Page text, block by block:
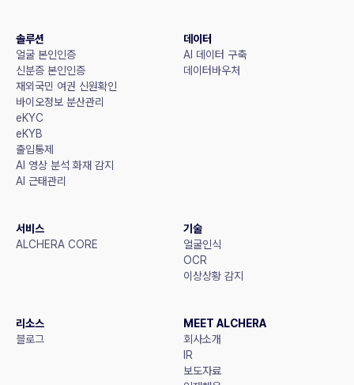
솔루션
얼굴 본인인증
신분증 본인인증
재외국민 여권 신원확인
바이오정보 분산관리
eKYC
eKYB
출입통제
AI 영상 분석 화재 감지
AI 근태관리
데이터
AI 데이터 구축
데이터바우처
서비스
ALCHERA CORE
기술
얼굴인식
OCR
이상상황 감지
리소스
블로그
MEET ALCHERA
회사소개
IR
보도자료